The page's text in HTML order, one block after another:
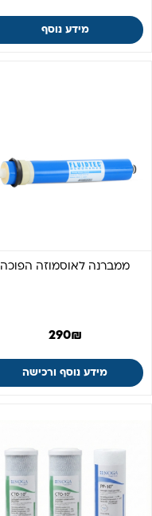
מידע נוסף
ממברנה לאוסמוזה הפוכה
290₪
מידע נוסף ורכישה